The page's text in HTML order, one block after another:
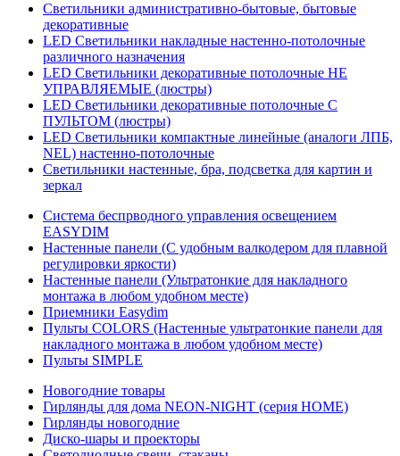
Светильники административно-бытовые, бытовые
декоративные
LED Cветильники накладные настенно-потолочные
различного назначения
LED Светильники декоративные потолочные НЕ
УПРАВЛЯЕМЫЕ (люстры)
LED Светильники декоративные потолочные С
ПУЛЬТОМ (люстры)
LED Светильники компактные линейные (аналоги ЛПБ,
NEL) настенно-потолочные
Светильники настенные, бра, подсветка для картин и
зеркал
Система беспрводного управления освещением
EASYDIM
Настенные панели (С удобным валкодером для плавной
регулировки яркости)
Настенные панели (Ультратонкие для накладного
монтажа в любом удобном месте)
Приемники Easydim
Пульты COLORS (Настенные ультратонкие панели для
накладного монтажа в любом удобном месте)
Пульты SIMPLE
Новогодние товары
Гирлянды для дома NEON-NIGHT (серия HOME)
Гирлянды новогодние
Диско-шары и проекторы